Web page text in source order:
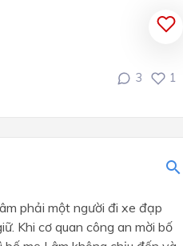
3 1
phải một người đi xe đạp
Khi cơ quan công an mời bố